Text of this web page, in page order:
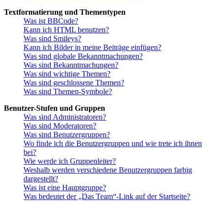
Textformatierung und Thementypen
Was ist BBCode?
Kann ich HTML benutzen?
Was sind Smileys?
Kann ich Bilder in meine Beiträge einfügen?
Was sind globale Bekanntmachungen?
Was sind Bekanntmachungen?
Was sind wichtige Themen?
Was sind geschlossene Themen?
Was sind Themen-Symbole?
Benutzer-Stufen und Gruppen
Was sind Administratoren?
Was sind Moderatoren?
Was sind Benutzergruppen?
Wo finde ich die Benutzergruppen und wie trete ich ihnen
bei?
Wie werde ich Gruppenleiter?
Weshalb werden verschiedene Benutzergruppen farbig
dargestellt?
Was ist eine Hauptgruppe?
Was bedeutet der „Das Team“-Link auf der Startseite?